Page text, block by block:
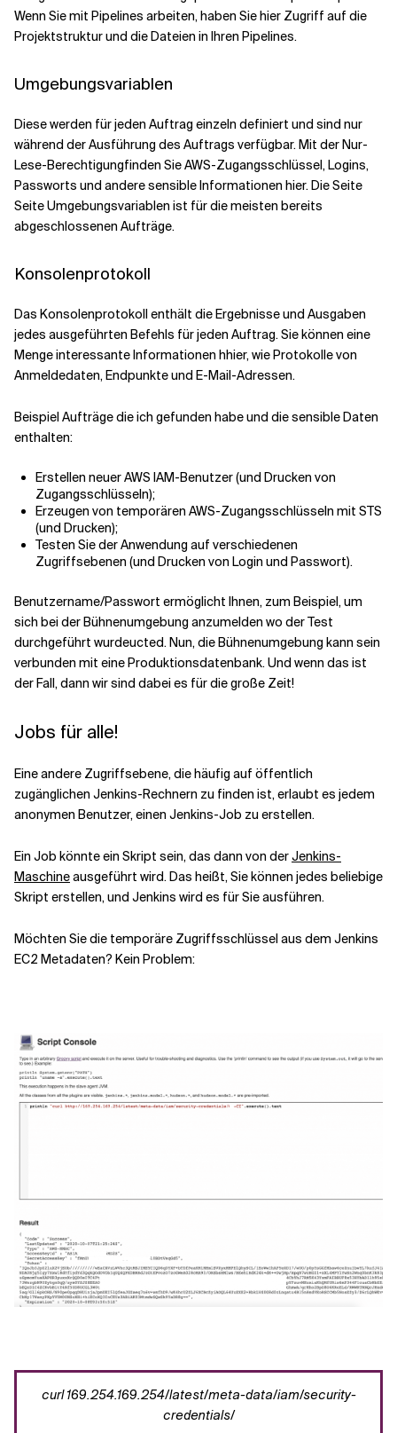
Wenn Sie mit Pipelines arbeiten, haben Sie hier Zugriff auf die
Projektstruktur und die Dateien in Ihren Pipelines.
Umgebungsvariablen
Diese werden für jeden Auftrag einzeln definiert und sind nur
während der Ausführung des Auftrags verfügbar.Mit der Nur-
Lese-Berechtigungfinden Sie AWS-Zugangsschlüssel, Logins,
Passworts und andere sensible Informationen hier.Die Seite
Seite Umgebungsvariablen ist für die meisten bereits
abgeschlossenen Aufträge.
Konsolenprotokoll
Das Konsolenprotokoll enthält die Ergebnisse und Ausgaben
jedes ausgeführten Befehls für jeden Auftrag.Sie können eine
MengeinteressanteInformationen hhier,wieProtokolle von
Anmeldedaten, Endpunkte und E-Mail-Adressen.
BeispielAufträgedie ich gefunden habe und die sensible Daten
enthalten:
Erstellen neuer AWS IAM-Benutzer (und Drucken von
Zugangsschlüsseln);
Erzeugen von temporären AWS-Zugangsschlüsseln mit STS
(und Drucken);
Testen SiederAnwendung auf verschiedenen
Zugriffsebenen (und Drucken von Login und Passwort).
Benutzername/Passwort ermöglicht Ihnen, zum Beispiel,um
sich bei der Bühnenumgebung anzumelden wo der Test
durchgeführt wurdeucted.Nun, dieBühnenumgebung kann sein
verbunden mit eine Produktionsdatenbank.Und wenn das ist
der Fall, dann wir sind dabeies für die große Zeit!
Jobs für alle!
Eine andere Zugriffsebene, die häufig auf öffentlich
zugänglichen Jenkins-Rechnern zu finden ist, erlaubt es jedem
anonymen Benutzer, einen Jenkins-Job zu erstellen.
Ein Job könnteein Skript sein, das dann von derJenkins-
Maschineausgeführt wird.Das heißt, Sie können jedes beliebige
Skript erstellen,und Jenkins wird es für Sie ausführen.
Möchten Sie die temporäre Zugriffsschlüssel aus dem Jenkins
EC2 Metadaten? Kein Problem:
curl169.254.169.254/latest/meta-data/iam/security-
credentials/